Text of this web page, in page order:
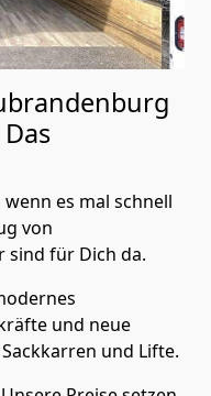
wenn es mal schnell
von
sind für Dich da.
und neue
und Lifte.